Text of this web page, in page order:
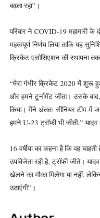
बढ़ता रहा”।
परिवार ने COVID-19 महामारी के
महत्वपूर्ण निर्णय लिया ताकि यह
क्रिकेट एसोसिएशन की स्थापना
“मेरा गंभीर क्रिकेट 2020 में शुरू
और हमने टूर्नामेंट जीता। उसके
किया। मैंने अंततः सीनियर टीम में
हमने U-23 ट्रॉफी भी जीती,”
16 वर्षीया का कहना है कि वह
उपविजेता रही है, ट्रॉफी जीते।
खेलने का मौका मिलेगा या नहीं,
उठाएंगी”।